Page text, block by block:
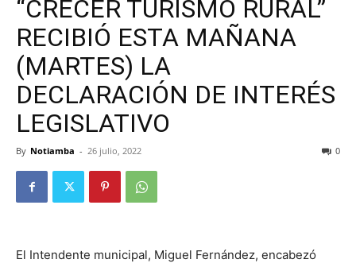
“CRECER TURISMO RURAL”
RECIBIÓ ESTA MAÑANA
(MARTES) LA
DECLARACIÓN DE INTERÉS
LEGISLATIVO
By Notiamba - 26 julio, 2022 0
El Intendente municipal, Miguel Fernández, encabezó